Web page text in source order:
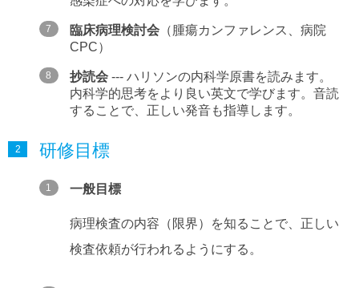
臨床病理検討会 （腫瘍カンファレンス、病院
CPC）
抄読会 --- ハリソンの内科学原書を読みます。
内科学的思考をより良い英文で学びます。音読
することで、正しい発音も指導します。
研修目標
一般目標
病理検査の内容（限界）を知ることで、正しい
検査依頼が行われるようにする。